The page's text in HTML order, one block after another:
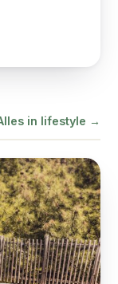
in lifestyle →